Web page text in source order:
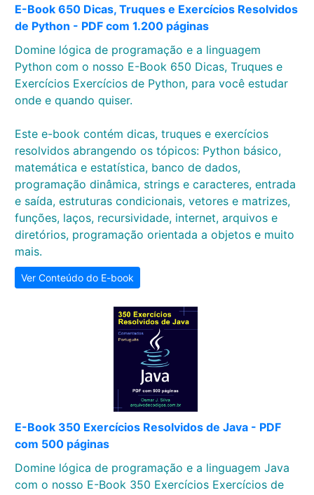
E-Book 650 Dicas, Truques e Exercícios Resolvidos
de Python - PDF com 1.200 páginas
Domine lógica de programação e a linguagem
Python com o nosso E-Book 650 Dicas, Truques e
Exercícios Exercícios de Python, para você estudar
onde e quando quiser.
Este e-book contém dicas, truques e exercícios
resolvidos abrangendo os tópicos: Python básico,
matemática e estatística, banco de dados,
programação dinâmica, strings e caracteres, entrada
e saída, estruturas condicionais, vetores e matrizes,
funções, laços, recursividade, internet, arquivos e
diretórios, programação orientada a objetos e muito
mais.
Ver Conteúdo do E-book
E-Book 350 Exercícios Resolvidos de Java - PDF
com 500 páginas
Domine lógica de programação e a linguagem Java
com o nosso E-Book 350 Exercícios Exercícios de